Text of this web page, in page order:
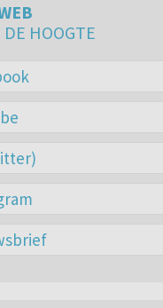
HOOGTE